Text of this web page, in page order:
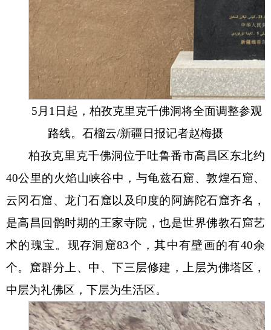
5月1日起，柏孜克里克千佛洞将全面调整参观
路线。石榴云/新疆日报记者赵梅摄
柏孜克里克千佛洞位于吐鲁番市高昌区东北约
40公里的火焰山峡谷中，与龟兹石窟、敦煌石窟、
云冈石窟、龙门石窟以及印度的阿旃陀石窟齐名，
是高昌回鹘时期的王家寺院，也是世界佛教石窟艺
术的瑰宝。现存洞窟83个，其中有壁画的有40余
个。窟群分上、中、下三层修建，上层为佛塔区，
中层为礼佛区，下层为生活区。